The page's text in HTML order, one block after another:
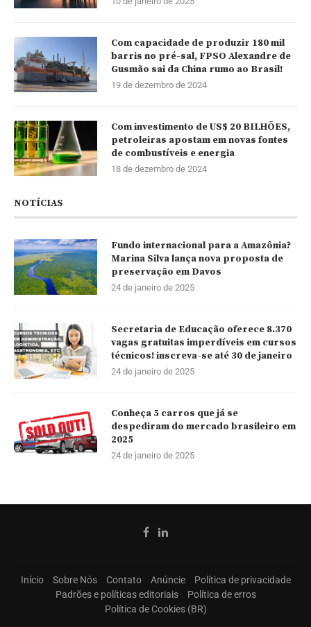
Com capacidade de produzir 180 mil
barris no pré-sal, FPSO Alexandre de
Gusmão sai da China rumo ao Brasil!
19 de dezembro de 2024
Com investimento de US$ 20 BILHÕES,
petroleiras apostam em novas fontes
de combustíveis e energia
18 de dezembro de 2024
NOTÍCIAS
Fundo internacional para a Amazônia?
Marina Silva lança nova proposta de
preservação em Davos
24 de janeiro de 2025
Secretaria de Educação oferece 8.370
vagas gratuitas imperdíveis em cursos
técnicos! inscreva-se até 30 de janeiro
24 de janeiro de 2025
Conheça 5 carros que já se
despediram do mercado brasileiro em
2025
24 de janeiro de 2025
Início Sobre Nós Contato Anúncie
Política de privacidade
Padrões e políticas editoriais
Política de erros
Política de Cookies (BR)